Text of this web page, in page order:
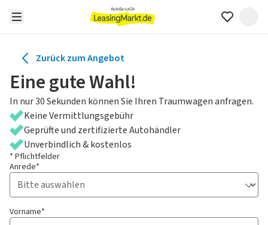
Zurück zum Angebot
Eine gute Wahl!
In nur 30 Sekunden können Sie Ihren Traumwagen anfragen.
Keine Vermittlungsgebühr
Geprüfte und zertifizierte Autohändler
Unverbindlich & kostenlos
* Pflichtfelder
Anrede*
Vorname*